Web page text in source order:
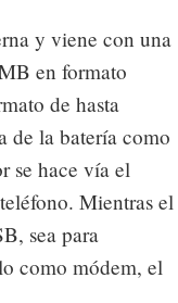
y viene con una
en formato
de hasta
de la batería como
se hace vía el
Mientras el
sea para
como módem, el